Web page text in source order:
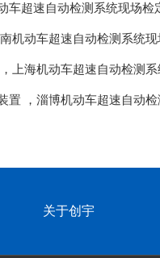
车超速自动检测系统现场检
机动车超速自动检测系统
， 上海机动车超速自动检测
置 ， 淄博机动车超速自动
关于创宇